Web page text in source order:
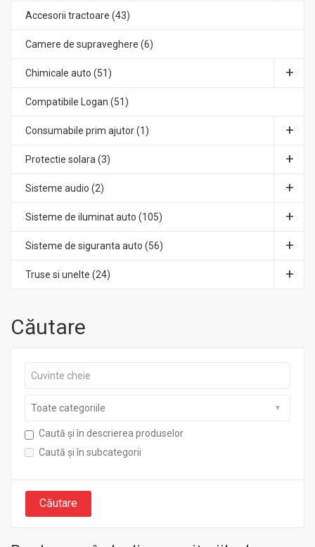
Accesorii tractoare (43)
Camere de supraveghere (6)
Chimicale auto (51)
Compatibile Logan (51)
Consumabile prim ajutor (1)
Protectie solara (3)
Sisteme audio (2)
Sisteme de iluminat auto (105)
Sisteme de siguranta auto (56)
Truse si unelte (24)
Căutare
Caută și în descrierea produselor
Caută și în subcategorii